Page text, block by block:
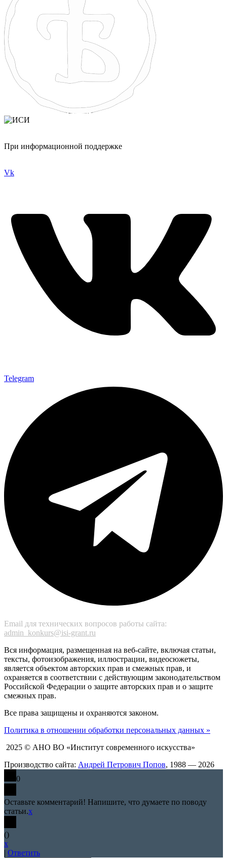
При информационной поддержке
Vk
Telegram
Email для технических вопросов работы сайта:
admin_konkurs@isi-grant.ru
Вся информация, размещенная на веб-сайте, включая статьи,
тексты, фотоизображения, иллюстрации, видеосюжеты,
является объектом авторских прав и смежных прав, и
охраняется в соответствии с действующим законодательством
Российской Федерации о защите авторских прав и о защите
смежных прав.
Все права защищены и охраняются законом.
Политика в отношении обработки персональных данных »
2025 © АНО ВО «Институт современного искусства»
Производство сайта: Андрей Петрович Попов, 1988 — 2026
0
Оставьте комментарий! Напишите, что думаете по поводу
статьи.x
()
x
| Ответить